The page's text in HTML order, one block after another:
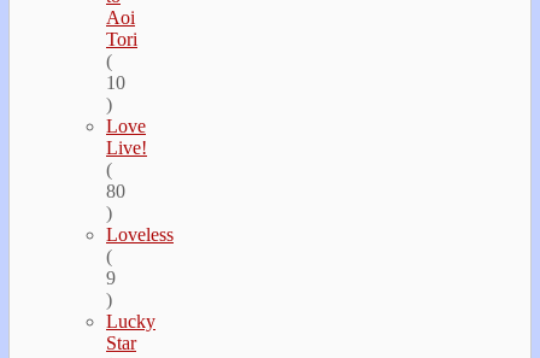
Aoi
Tori
(
10
)
Love
Live!
(
80
)
Loveless
(
9
)
Lucky
Star